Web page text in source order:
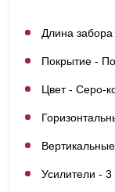
Длина
Покрытие -
Цвет - Серо-
Усилители - 3